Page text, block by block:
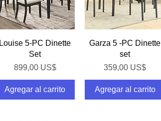
Vista rápida
Louise 5-PC Dinette
Set
Precio
899,00 US$
Agregar al carrito
Vista rápida
Garza 5 -PC Dinette
set
Precio
359,00 US$
Agregar al carrito